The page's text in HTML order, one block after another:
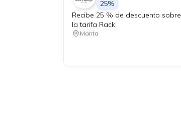
25%
Recibe 25 % de descuento sobre
la tarifa Rack.
Manta